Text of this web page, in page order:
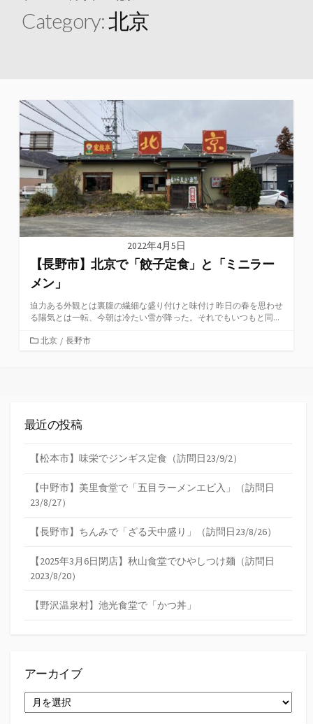
Category:北京
2022年4月5日
【長野市】北京で「餃子定食」と「ミニラー
メン」
迫力ある外観とは裏腹の繊細な盛り付けと味付け 昨日の春を思わせ
る陽気とは一転、今朝は冷たい雪が降った。それでもいつもと同...
カ北京 / 長野市
最近の投稿
【松本市】味栄でジンギス定食（訪問日23/9/2）
【中野市】美里食堂で「五目ラーメンエビ入」（訪問日
23/8/27）
【長野市】ちんみで「ざる天中盛り」（訪問日23/8/26）
【2025年3月6日閉店】秋山食堂でひやしつけ麺（訪問日
2023/8/20）
【野沢温泉村】池光食堂で「かつ丼」
アーカイブ
ー